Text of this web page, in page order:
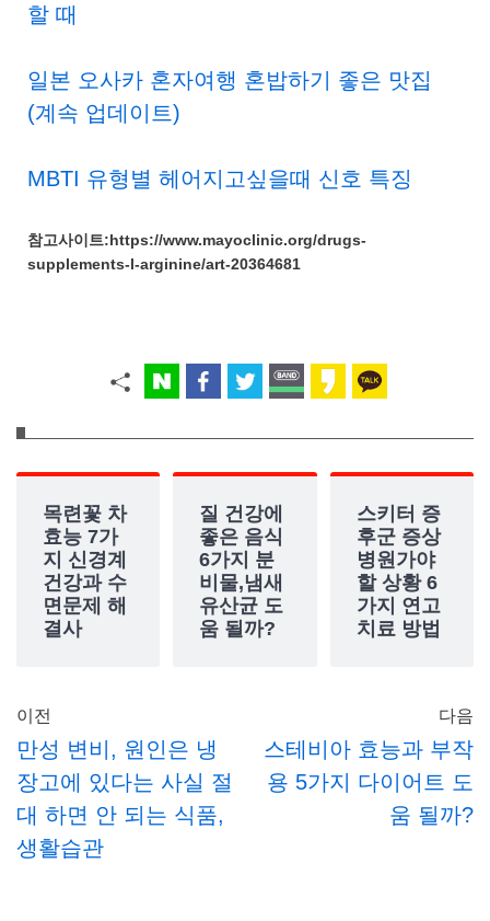
할 때
일본 오사카 혼자여행 혼밥하기 좋은 맛집
(계속 업데이트)
MBTI 유형별 헤어지고싶을때 신호 특징
참고사이트:https://www.mayoclinic.org/drugs-
supplements-l-arginine/art-20364681
목련꽃 차
효능 7가
지 신경계
건강과 수
면문제 해
결사
질 건강에
좋은 음식
6가지 분
비물,냄새
유산균 도
움 될까?
스키터 증
후군 증상
병원가야
할 상황 6
가지 연고
치료 방법
이전
만성 변비, 원인은 냉
장고에 있다는 사실 절
대 하면 안 되는 식품,
생활습관
다음
스테비아 효능과 부작
용 5가지 다이어트 도
움 될까?